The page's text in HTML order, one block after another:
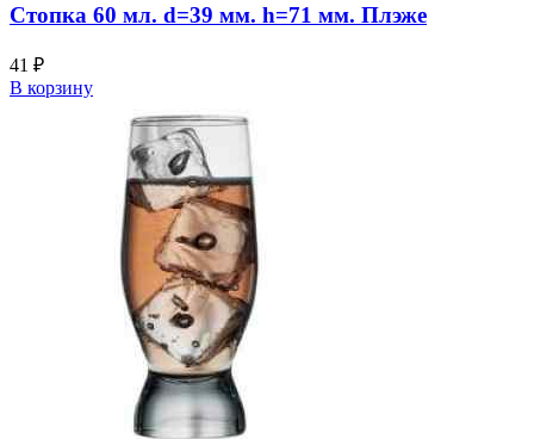
Стопка 60 мл. d=39 мм. h=71 мм. Плэже
41 ₽
В корзину